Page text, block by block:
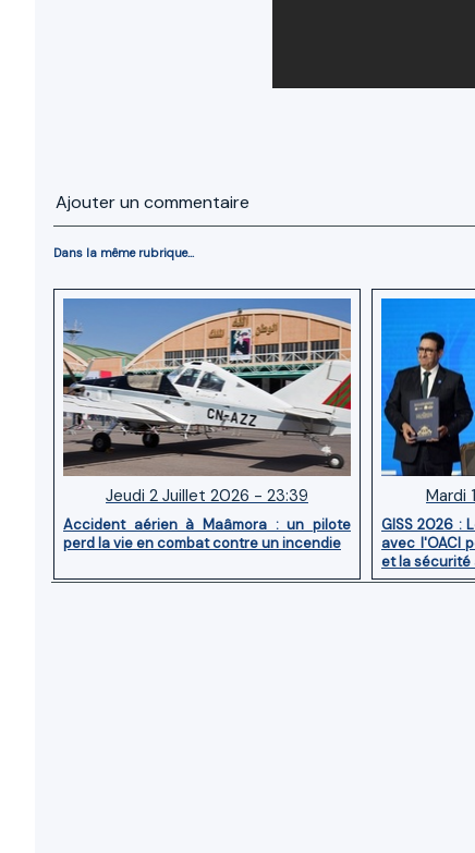
Ajouter un commentaire
Dans la même rubrique...
Jeudi 2 Juillet 2026 - 23:39
Accident aérien à Maâmora : un pilote
perd la vie en combat contre un incendie
Mardi
GISS 2026 :
avec l'OACI
et la sécurité